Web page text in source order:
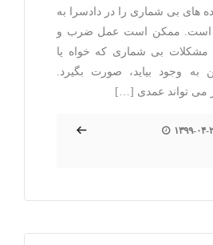
های بی شماری را در دادسرا به
است. ممکن است عمل ضرب و
بی شماری که خواه یا
به وجود بیاید، صورت بگیرد.
تواند عمدی […]
۰۴-۲۳